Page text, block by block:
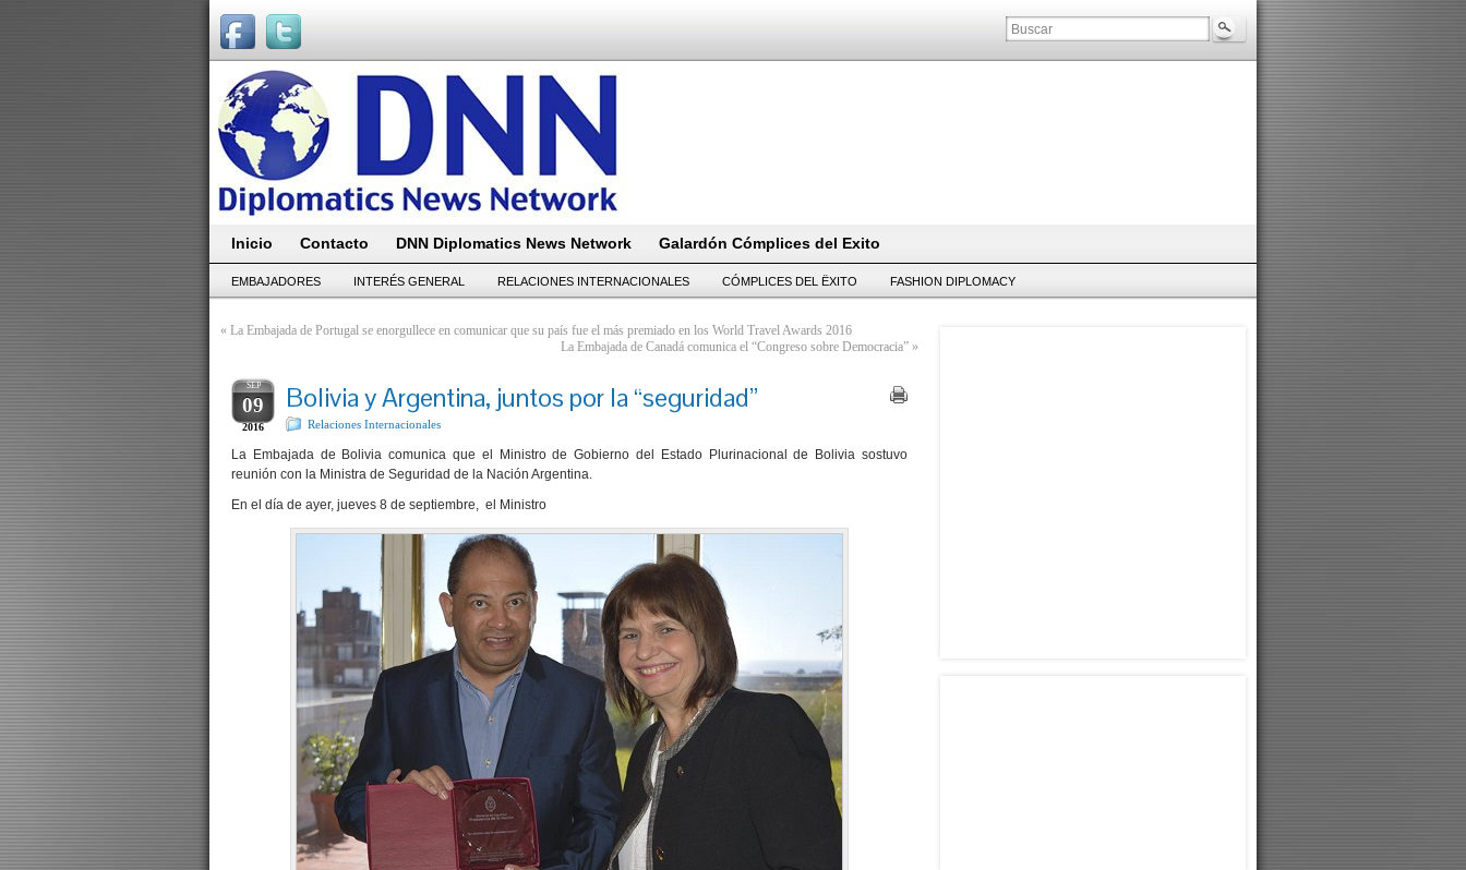
Inicio Contacto DNN Diplomatics News Network Galardón Cómplices del Exito
EMBAJADORES INTERÉS GENERAL RELACIONES INTERNACIONALES CÓMPLICES DEL ËXITO FASHION DIPLOMACY
« La Embajada de Portugal se enorgullece en comunicar que su país fue el más premiado en los World Travel Awards 2016
La Embajada de Canadá comunica el “Congreso sobre Democracia” »
SEP
09
2016
Bolivia y Argentina, juntos por la “seguridad”
Relaciones Internacionales
La Embajada de Bolivia comunica que el Ministro de Gobierno del Estado Plurinacional de Bolivia sostuvo
reunión con la Ministra de Seguridad de la Nación Argentina.
En el día de ayer, jueves 8 de septiembre, el Ministro